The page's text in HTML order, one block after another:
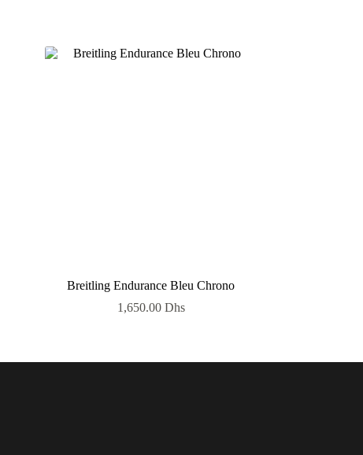
Breitling Endurance Bleu Chrono
1,650.00 Dhs